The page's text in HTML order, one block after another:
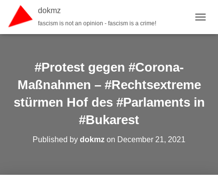
dokmz
fascism is not an opinion - fascism is a crime!
#Protest gegen #Corona-
Maßnahmen – #Rechtsextreme
stürmen Hof des #Parlaments in
#Bukarest
Published by dokmz on December 21, 2021